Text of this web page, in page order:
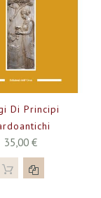
Di Principi
35,00 €